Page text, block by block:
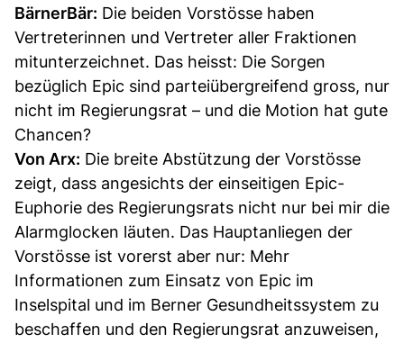
BärnerBär: Die beiden Vorstösse haben
Vertreterinnen und Vertreter aller Fraktionen
mitunterzeichnet. Das heisst: Die Sorgen
bezüglich Epic sind parteiübergreifend gross, nur
nicht im Regierungsrat – und die Motion hat gute
Chancen?
Von Arx: Die breite Abstützung der Vorstösse
zeigt, dass angesichts der einseitigen Epic-
Euphorie des Regierungsrats nicht nur bei mir die
Alarmglocken läuten. Das Hauptanliegen der
Vorstösse ist vorerst aber nur: Mehr
Informationen zum Einsatz von Epic im
Inselspital und im Berner Gesundheitssystem zu
beschaffen und den Regierungsrat anzuweisen,